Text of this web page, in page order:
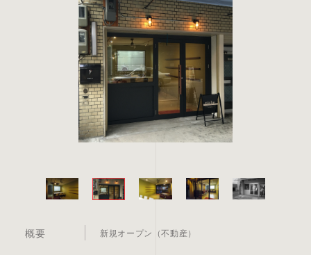
概要 新規オープン（不動産）